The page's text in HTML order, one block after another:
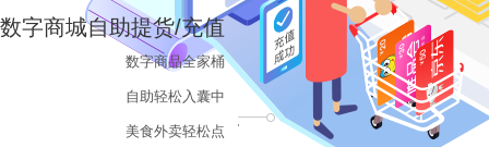
数字商城自助提货/充值
数字商品全家桶
自助轻松入囊中
美食外卖轻松点